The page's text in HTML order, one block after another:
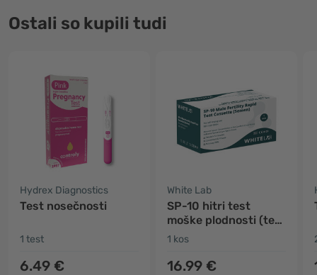
Ostali so kupili tudi
Hydrex Diagnostics
Test nosečnosti
1 test
6.49 €
White Lab
SP-10 hitri test
moške plodnosti (test
sperme)
1 kos
16.99 €